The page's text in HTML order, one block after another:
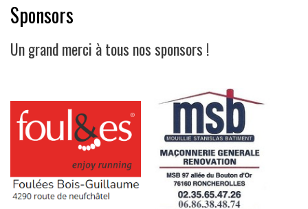
Sponsors
Un grand merci à tous nos sponsors !